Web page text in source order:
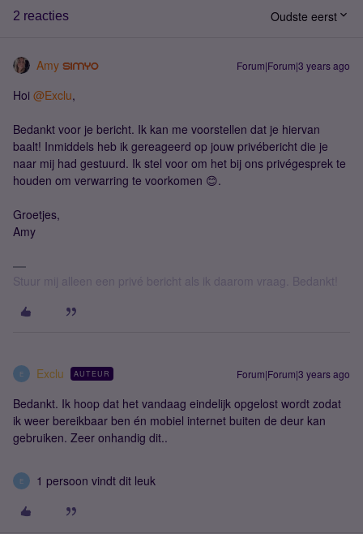
2 reacties Oudste eerst
Amy Forum|Forum|3 years ago
Hoi @Exclu,
Bedankt voor je bericht. Ik kan me voorstellen dat je hiervan
baalt! Inmiddels heb ik gereageerd op jouw privébericht die je
naar mij had gestuurd. Ik stel voor om het bij ons privégesprek te
houden om verwarring te voorkomen 😊.
Groetjes,
Amy
Stuur mij alleen een privé bericht als ik daarom vraag. Bedankt!
E Exclu AUTEUR Forum|Forum|3 years ago
Bedankt. Ik hoop dat het vandaag eindelijk opgelost wordt zodat
ik weer bereikbaar ben én mobiel internet buiten de deur kan
gebruiken. Zeer onhandig dit..
E 1 persoon vindt dit leuk